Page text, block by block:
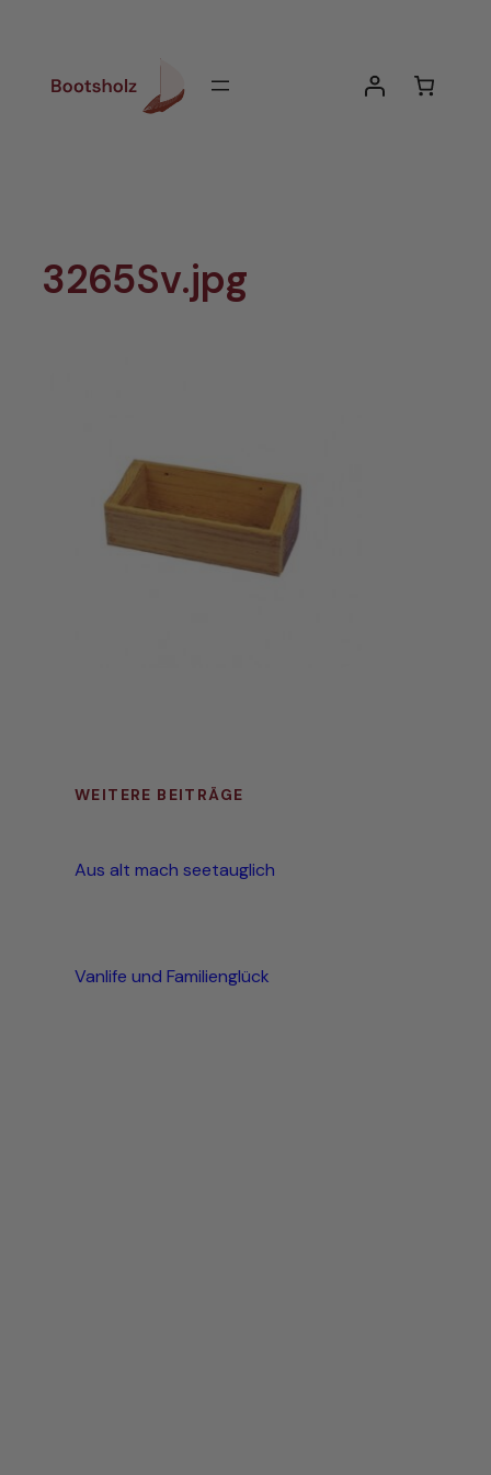
3265Sv.jpg
WEITERE BEITRÄGE
Aus alt mach seetauglich
Vanlife und Familienglück